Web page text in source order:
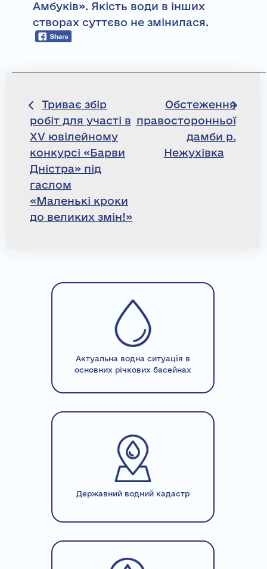
Амбуків». Якість води в інших
створах суттєво не змінилася.
Навігація
записів
Триває збір
робіт для участі в
XV ювілейному
конкурсі «Барви
Дністра» під
гаслом
«Маленькі кроки
до великих змін!»
Обстеження
правосторонньої
дамби р.
Нежухівка
Актуальна водна ситуація в
основних річкових басейнах
Державний водний кадастр